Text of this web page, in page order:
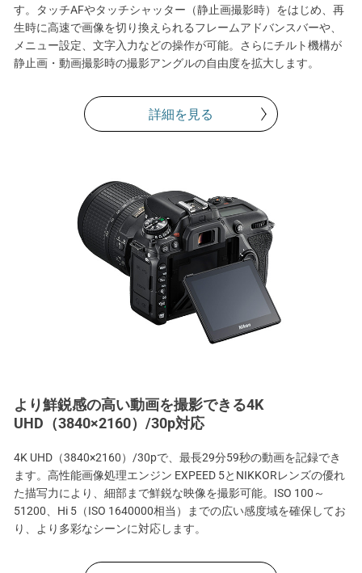
す。タッチAFやタッチシャッター（静止画撮影時）をはじめ、再
生時に高速で画像を切り換えられるフレームアドバンスバーや、
メニュー設定、文字入力などの操作が可能。さらにチルト機構が
静止画・動画撮影時の撮影アングルの自由度を拡大します。
詳細を見る
より鮮鋭感の高い動画を撮影できる4K
UHD（3840×2160）/30p対応
4K UHD（3840×2160）/30pで、最長29分59秒の動画を記録でき
ます。高性能画像処理エンジン EXPEED 5とNIKKORレンズの優れ
た描写力により、細部まで鮮鋭な映像を撮影可能。ISO 100～
51200、Hi 5（ISO 1640000相当）までの広い感度域を確保してお
り、より多彩なシーンに対応します。